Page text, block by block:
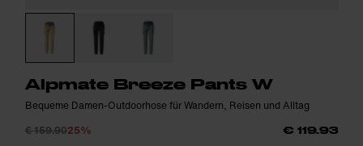
Alpmate Breeze Pants W
Bequeme Damen-Outdoorhose für Wandern, Reisen und Alltag
€ 159.9025% € 119.93